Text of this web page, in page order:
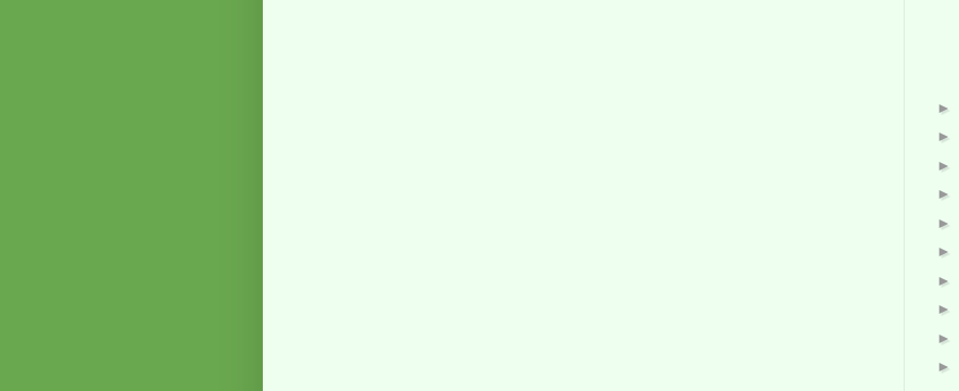
►
►
►
►
►
►
►
►
►
►